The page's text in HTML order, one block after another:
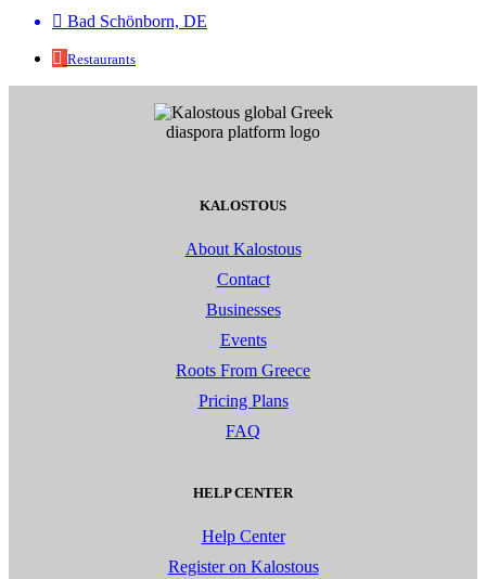
Bad Schönborn, DE
Restaurants
KALOSTOUS
About Kalostous
Contact
Businesses
Events
Roots From Greece
Pricing Plans
FAQ
HELP CENTER
Help Center
Register on Kalostous